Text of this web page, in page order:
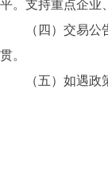
平。支持重点企业
（四）交易公告
贯。
（五）如遇政策